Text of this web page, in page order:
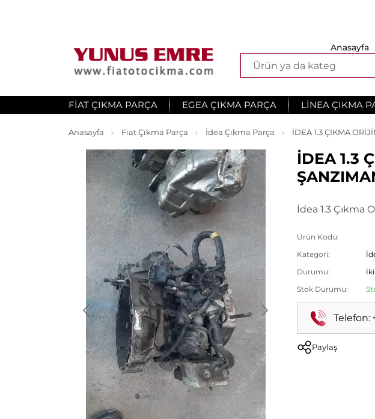
Anasayfa
FIAT ÇIKMA PARÇA EGEA ÇIKMA PARÇA LINEA ÇIKMA
Anasayfa Fiat Çıkma Parça İdea Çıkma Parça İDEA 1.3 ÇIKMA
İDEA 1.3
İdea 1.3 Çıkma
Ürün Kodu:
Kategori:
Durumu:
Stok Durumu:
Telefon:
Paylaş